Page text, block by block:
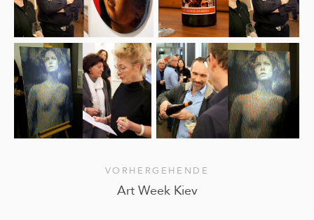
VORHERGEHENDE
Art Week Kiev